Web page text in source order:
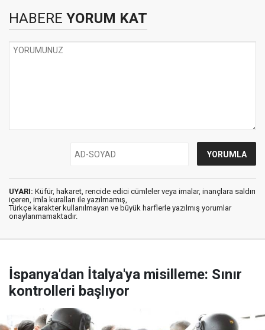
HABERE YORUM KAT
UYARI: Küfür, hakaret, rencide edici cümleler veya imalar, inançlara saldırı
içeren, imla kuralları ile yazılmamış,
Türkçe karakter kullanılmayan ve büyük harflerle yazılmış yorumlar
onaylanmamaktadır.
İspanya'dan İtalya'ya misilleme: Sınır
kontrolleri başlıyor